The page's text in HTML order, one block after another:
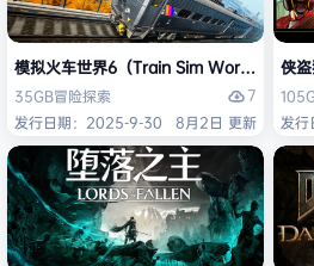
模拟火车世界6（Train Sim World 6）免
35GB冒险探索
7
发行日期：2025-9-30
8月2日 更新
侠
发